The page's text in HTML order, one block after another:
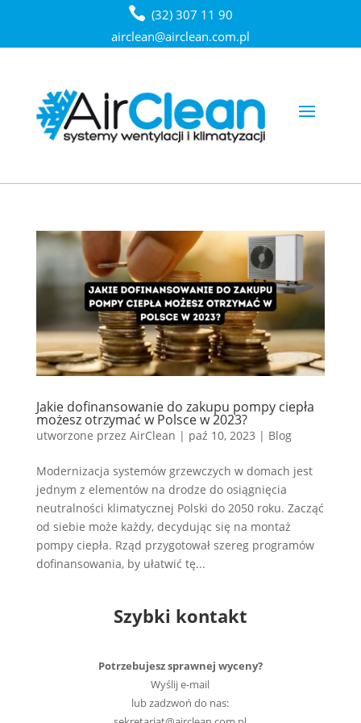
(32) 307 11 90
airclean@airclean.com.pl
Jakie dofinansowanie do zakupu pompy ciepła
możesz otrzymać w Polsce w 2023?
utworzone przez AirClean | paź 10, 2023 | Blog
Modernizacja systemów grzewczych w domach jest
jednym z elementów na drodze do osiągnięcia
neutralności klimatycznej Polski do 2050 roku. Zacząć
od siebie może każdy, decydując się na montaż
pompy ciepła. Rząd przygotował szereg programów
dofinansowania, by ułatwić tę...
Szybki kontakt
Potrzebujesz sprawnej wyceny?
Wyślij e-mail
lub zadzwoń do nas: